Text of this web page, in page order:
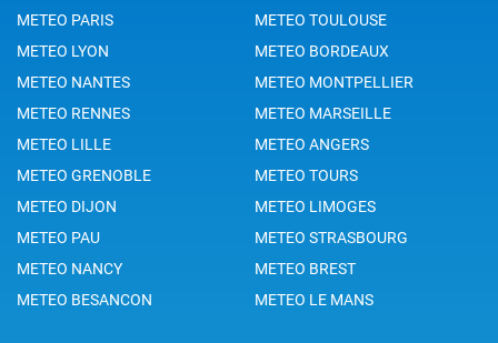
METEO PARIS
METEO TOULOUSE
METEO LYON
METEO BORDEAUX
METEO NANTES
METEO MONTPELLIER
METEO RENNES
METEO MARSEILLE
METEO LILLE
METEO ANGERS
METEO GRENOBLE
METEO TOURS
METEO DIJON
METEO LIMOGES
METEO PAU
METEO STRASBOURG
METEO NANCY
METEO BREST
METEO BESANCON
METEO LE MANS